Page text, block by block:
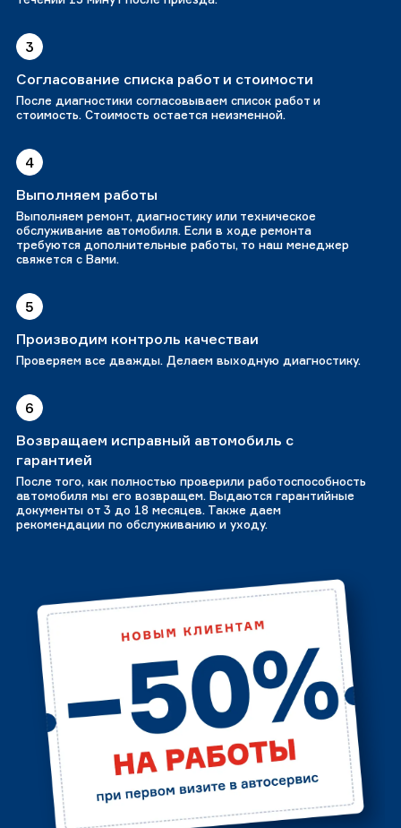
3
Согласование списка работ и стоимости
После диагностики согласовываем список работ и
стоимость. Стоимость остается неизменной.
4
Выполняем работы
Выполняем ремонт, диагностику или техническое
обслуживание автомобиля. Если в ходе ремонта
требуются дополнительные работы, то наш менеджер
свяжется с Вами.
5
Производим контроль качестваи
Проверяем все дважды. Делаем выходную диагностику.
6
Возвращаем исправный автомобиль с
гарантией
После того, как полностью проверили работоспособность
автомобиля мы его возвращем. Выдаются гарантийные
документы от 3 до 18 месяцев. Также даем
рекомендации по обслуживанию и уходу.